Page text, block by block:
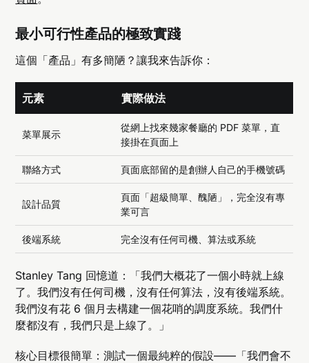
最小可行性產品的極致實踐
這個「產品」有多簡陋？讓我來告訴你：
元素 實際做法
菜單展示
從網上找來幾家餐廳的 PDF 菜單，直
接掛在頁面上
聯絡方式 頁面底部留的是創辦人自己的手機號碼
設計品質
頁面「超級簡單、醜陋」，完全沒有專
業可言
後端系統 完全沒有任何司機、算法或系統
Stanley Tang 回憶道：「我們大概花了一個小時就上線
了。我們沒有任何司機，沒有任何算法，沒有後端系統。
我們沒有花 6 個月去構建一個花哨的調度系統。我們什
麼都沒有，我們只是上線了。」
核心目標很簡單：測試一個最純粹的假設——「我們會不